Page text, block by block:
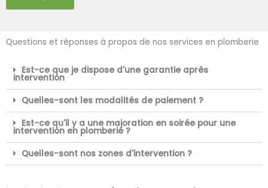
Questions et réponses à propos de nos services en plomberie
Est-ce que je dispose d'une garantie après
intervention
Quelles-sont les modalités de paiement ?
Est-ce qu'il y a une majoration en soirée pour une
intervention en plomberie ?
Quelles-sont nos zones d'intervention ?